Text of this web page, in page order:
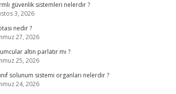
güvenlik sistemleri nelerdir ?
3, 2026
nedir ?
27, 2026
altın parlatır mı ?
25, 2026
solunum sistemi organları nelerdir ?
24, 2026